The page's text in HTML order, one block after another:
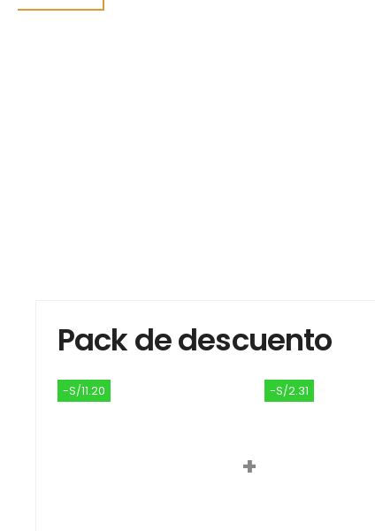
Pack de descuento
-S/11.20
+
-S/2.31